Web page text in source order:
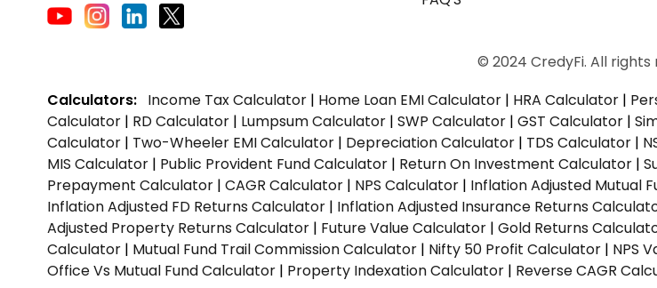
© 2024 CredyFi. All
Calculators: Income Tax Calculator | Home Loan EMI Calculator | HRA Calculator |
Calculator | RD Calculator | Lumpsum Calculator | SWP Calculator | GST Calculator |
Calculator | Two-Wheeler EMI Calculator | Depreciation Calculator | TDS Calculator |
MIS Calculator | Public Provident Fund Calculator | Return On Investment Calculator |
Prepayment Calculator | CAGR Calculator | NPS Calculator | Inflation Adjusted Mutual
Inflation Adjusted FD Returns Calculator | Inflation Adjusted Insurance Returns
Adjusted Property Returns Calculator | Future Value Calculator | Gold Returns
Calculator | Mutual Fund Trail Commission Calculator | Nifty 50 Profit Calculator | NPS
Office Vs Mutual Fund Calculator | Property Indexation Calculator | Reverse CAGR